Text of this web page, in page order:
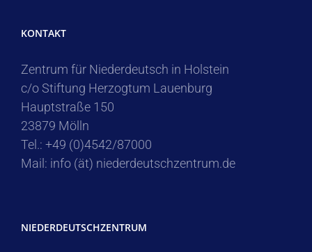
KONTAKT
Zentrum für Niederdeutsch in Holstein
c/o Stiftung Herzogtum Lauenburg
Hauptstraße 150
23879 Mölln
Tel.: +49 (0)4542/87000
Mail: info (ät) niederdeutschzentrum.de
NIEDERDEUTSCHZENTRUM